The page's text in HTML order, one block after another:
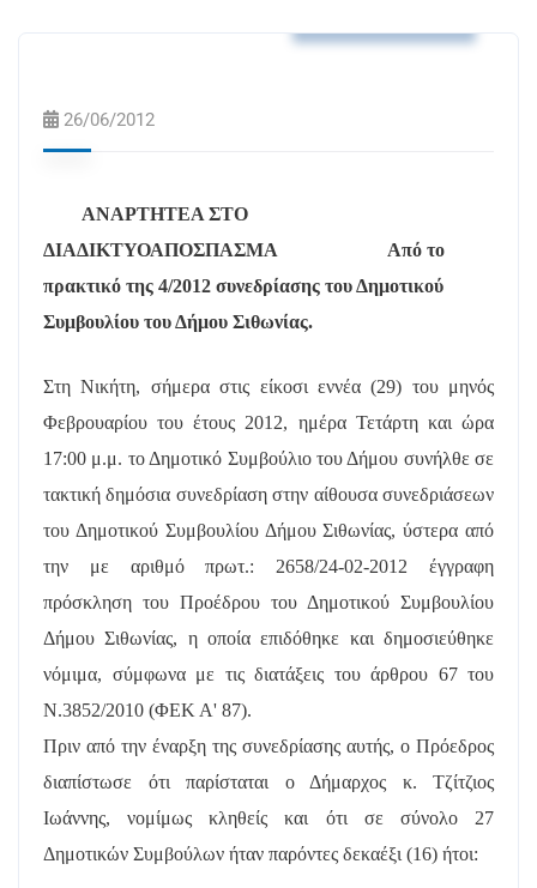
26/06/2012
ΑΝΑΡΤΗΤΕΑ ΣΤΟ
ΔΙΑΔΙΚΤΥΟΑΠΟΣΠΑΣΜΑ
Από το
πρακτικό της 4/2012 συνεδρίασης του Δημοτικού
Συμβουλίου του Δήμου Σιθωνίας.
Στη Νικήτη, σήμερα στις είκοσι εννέα (29) του μηνός
Φεβρουαρίου του έτους 2012, ημέρα Τετάρτη και ώρα
17:00 μ.μ. το Δημοτικό Συμβούλιο του Δήμου συνήλθε σε
τακτική δημόσια συνεδρίαση στην αίθουσα συνεδριάσεων
του Δημοτικού Συμβουλίου Δήμου Σιθωνίας, ύστερα από
την με αριθμό πρωτ.: 2658/24-02-2012 έγγραφη
πρόσκληση του Προέδρου του Δημοτικού Συμβουλίου
Δήμου Σιθωνίας, η οποία επιδόθηκε και δημοσιεύθηκε
νόμιμα, σύμφωνα με τις διατάξεις του άρθρου 67 του
Ν.3852/2010 (ΦΕΚ Α' 87).
Πριν από την έναρξη της συνεδρίασης αυτής, ο Πρόεδρος
διαπίστωσε ότι παρίσταται ο Δήμαρχος κ. Τζίτζιος
Ιωάννης, νομίμως κληθείς και ότι σε σύνολο 27
Δημοτικών Συμβούλων ήταν παρόντες δεκαέξι (16) ήτοι: